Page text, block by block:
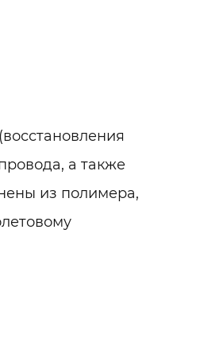
а также
из полимера,